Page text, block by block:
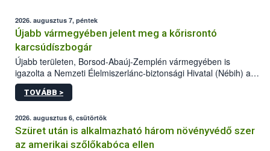
2026. augusztus 7, péntek
Újabb vármegyében jelent meg a kőrisrontó
karcsúdíszbogár
Újabb területen, Borsod-Abaúj-Zemplén vármegyében is
igazolta a Nemzeti Élelmiszerlánc-biztonsági Hivatal (Nébih) a
kőrisrontó karcsúdíszbogár (Agrilus planipennis) jelenlétét. A
kártevőt nem csak színcsapdában találták meg, de már fertőzött
az intenzív felderítést, emellett az intézkedéseket a szlovák
hatósággal is összehangolják a terjedés megállítása érdekében.
TOVÁBB >
2026. augusztus 6, csütörtök
Szüret után is alkalmazható három növényvédő szer
az amerikai szőlőkabóca ellen